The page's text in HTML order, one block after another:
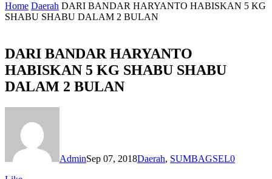
Home Daerah DARI BANDAR HARYANTO HABISKAN 5 KG
SHABU SHABU DALAM 2 BULAN
DARI BANDAR HARYANTO
HABISKAN 5 KG SHABU SHABU
DALAM 2 BULAN
AdminSep 07, 2018Daerah, SUMBAGSEL0